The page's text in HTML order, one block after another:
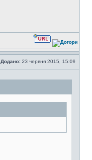
Додано: 23 червня 2015, 15:09